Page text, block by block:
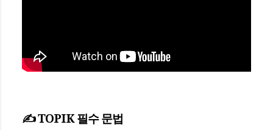
✍️ TOPIK 필수 문법